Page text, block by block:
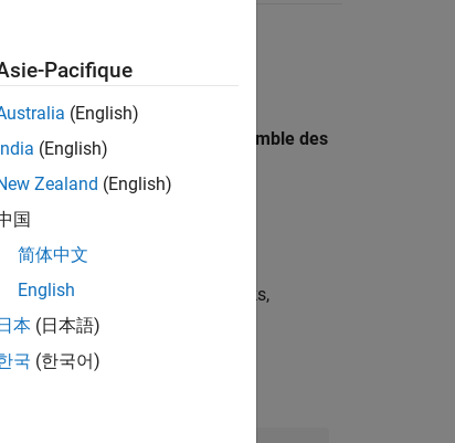
par lieu pour trouver l’ensemble des
scalable test frameworks,
Pacifique
(English)
India (English)
Zealand (English)
国
简体中文
English
日本 (日本語)
국 (한국어)